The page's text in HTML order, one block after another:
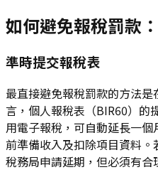
如何避免報稅罰款
準時提交報稅表
最直接避免報稅罰款的方法
言，個人報稅表（BIR60）的
用電子報稅，可自動延長一
前準備收入及扣除項目資料
稅務局申請延期，但必須有合